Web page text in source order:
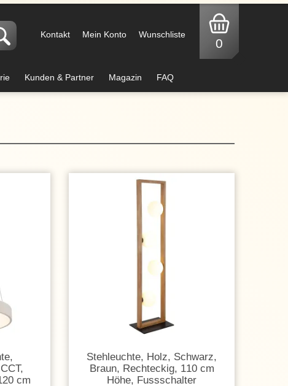
Kontakt Mein Konto Wunschliste
0
Kunden & Partner Magazin FAQ
cm
Stehleuchte, Holz, Schwarz,
Braun, Rechteckig, 110 cm
Höhe, Fussschalter